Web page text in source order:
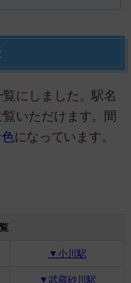
にしました。駅名
いただけます。間
になっています。
▼小川駅
▼武蔵砂川駅